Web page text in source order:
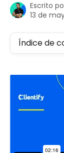
Escrito
13 de
Índice de